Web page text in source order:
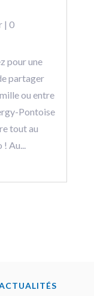
| 0
pour une
partager
ou entre
Pontoise
tout au
! Au...